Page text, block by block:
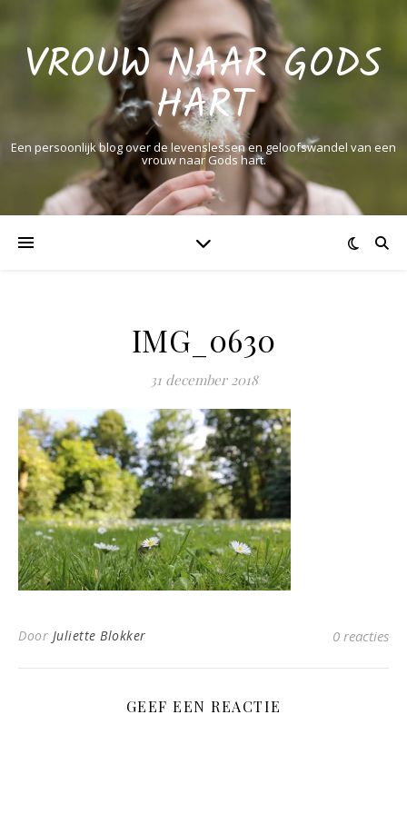
VROUW NAAR GODS
HART
Een persoonlijk blog over de levenslessen en geloofswandel van een
vrouw naar Gods hart.
IMG_0630
31 december 2018
Door Juliette Blokker 0 reacties
GEEF EEN REACTIE